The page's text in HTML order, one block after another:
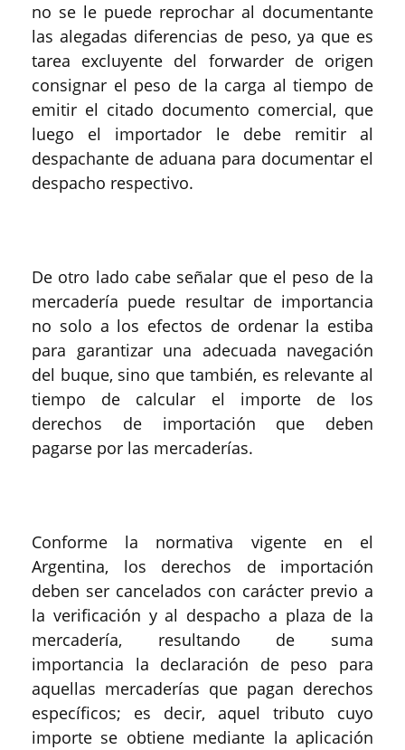
no se le puede reprochar al documentante
las alegadas diferencias de peso, ya que es
tarea excluyente del forwarder de origen
consignar el peso de la carga al tiempo de
emitir el citado documento comercial, que
luego el importador le debe remitir al
despachante de aduana para documentar el
despacho respectivo.
De otro lado cabe señalar que el peso de la
mercadería puede resultar de importancia
no solo a los efectos de ordenar la estiba
para garantizar una adecuada navegación
del buque, sino que también, es relevante al
tiempo de calcular el importe de los
derechos de importación que deben
pagarse por las mercaderías.
Conforme la normativa vigente en el
Argentina, los derechos de importación
deben ser cancelados con carácter previo a
la verificación y al despacho a plaza de la
mercadería, resultando de suma
importancia la declaración de peso para
aquellas mercaderías que pagan derechos
específicos; es decir, aquel tributo cuyo
importe se obtiene mediante la aplicación